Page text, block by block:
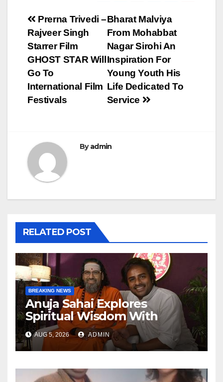
Post
navigation
Bharat Malviya
From Mohabbat
Nagar Sirohi An
Inspiration For
Young Youth His
Life Dedicated To
Service
Prerna Trivedi –
Rajveer Singh
Starrer Film
GHOST STAR Will
Go To
International Film
Festivals
Byadmin
RELATED POST
BREAKING NEWS
Anuja Sahai Explores
Spiritual Wisdom With
Swami Abhedananda On
Articulate With Anuja
AUG 5, 2026 ADMIN